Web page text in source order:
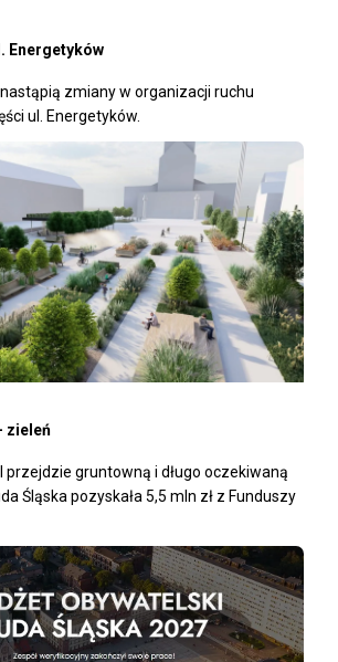
Energetyków
zmiany w organizacji ruchu
ul. Energetyków.
zieleń
przejdzie gruntowną i długo oczekiwaną
Śląska pozyskała 5,5 mln zł z Funduszy